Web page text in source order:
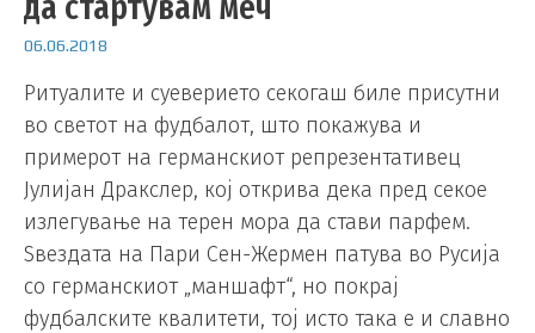
06.06.2018
Ритуалите и суеверието секогаш биле присутни
во светот на фудбалот, што покажува и
примерот на германскиот репрезентативец
Јулијан Дракслер, кој открива дека пред секое
излегување на терен мора да стави парфем.
Ѕвездата на Пари Сен-Жермен патува во Русија
со германскиот „маншафт“, но покрај
фудбалските квалитети, тој исто така е и славно